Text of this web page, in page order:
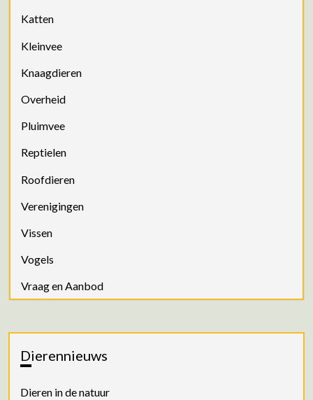
Katten
Kleinvee
Knaagdieren
Overheid
Pluimvee
Reptielen
Roofdieren
Verenigingen
Vissen
Vogels
Vraag en Aanbod
Dierennieuws
Dieren in de natuur